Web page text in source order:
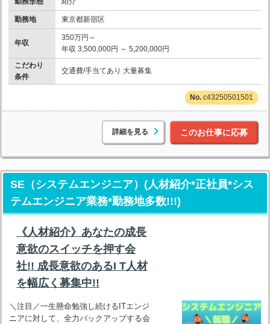
勤務地 東京都新宿区
年収
350万円～
年収 3,500,000円 ～ 5,200,000円
こだわり
条件
交通費/手当てあり 大量募集
c43250501501
詳細を見る このお仕事に応募
SE（システムエンジニア）(人材紹介*正社員*シス
テムエンジニア業務*勤務地多数!!!)
《人材紹介》あなたの成長
意欲のスイッチを押す会
社!! 成長意欲のあるI T人材
を幅広く募集中!!
＼注目／一生懸命勉強し続けるITエンジ
ニアに対して、全力バックアップする会